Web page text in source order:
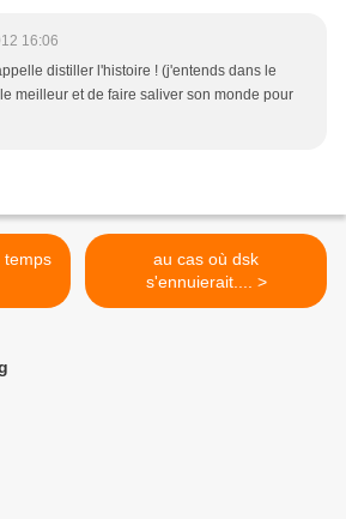
16:06
distiller l'histoire ! (j'entends dans le
meilleur et de faire saliver son monde pour
temps
au cas où dsk
s'ennuierait.... >